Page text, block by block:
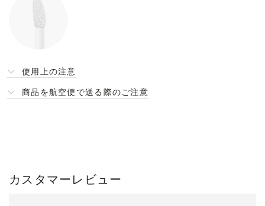
使用上の注意
商品を航空便で送る際のご注意
カスタマーレビュー